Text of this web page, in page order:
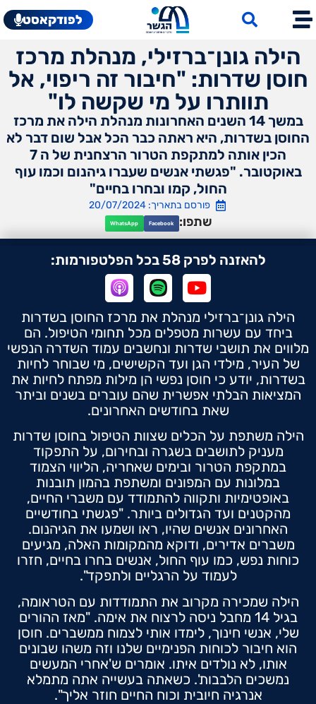
לפודקאסט
הילה גונן־ברזילי, מנהלת מרכז
חוסן שדרות: "חיבור זה ריפוי, אל
תוותרו על מי שקשה לו"
במשך 14 השנים האחרונות מנהלת הילה את מרכז
החוסן בשדרות, היא ראתה כבר הכל אבל שום דבר לא
הכין אותה למתקפת הטרור הרצחנית של ה 7
באוקטובר. "פגשתי אנשים שעברו גיהנום וכמו עוף
החול, קמו ובחרו בחיים"
פורסם בתאריך: 20/07/2024
שתפו: Facebook
WhatsApp
להאזנה לפרק 58 בכל הפלטפורמות:
הילה גונן־ברזילי מנהלת את מרכז החוסן בשדרות
ביחד עם עשרות מטפלים מכל תחומי הטיפול. הם
מלווים את תושבי שדרות ונחשבים עמוד השדרה הנפשי
של העיר, מילדי הגן ועד הקשישים, מי שבוחר לחיות
בשדרות, יודע כי חוסן נפשי הן מילות מפתח לחיות את
המציאות הבלתי אפשרית שהם עוברים בשנים וביתר
שאת בחודשים האחרונים.
הילה משתפת על הכלים שצוות הטיפול בחוסן שדרות
מעניק לתושבים בשגרה ובחירום, על התפקוד
במתקפת הטרור ובימים שאחריה, הליווי הצמוד
במלונות עם המפונים ומשתפת בהמון תובנות
באופטימיות ותקווה להתמודד עם משברי החיים,
מהקטנים ועד הגדולים ביותר. "פגשתי בחודשיים
האחרונים אנשים שהיו, ראו ושמעו את הגיהנום.
משברים אדירים, ודוקא מהמקומות האלה, מגיעים
כוחות נפש, כמו עוף החול, אנשים בחרו בחיים, חזרו
לעמוד על הרגליים ולתפקד".
הילה שמכירה מקרוב את התמודדות עם הטראומה,
בגיל 14 מחבל ניסה לרצוח את אימה. "מאז ההורים
שלי, אנשי חינוך, לימדו אותי לצמוח ממשברים. חוסן
הוא חיבור לכוחות הפנימיים שלנו וזה משהו שבונים
אותו, לא נולדים איתו. אומרים ש'אחרי המעשים
נמשכים הלבבות'. כשאתה בעשייה אתה מתמלא
אנרגיה חיובית וכוח החיים חוזר אליך".